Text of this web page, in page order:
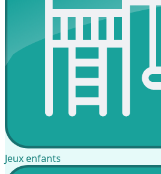
Jeux enfants